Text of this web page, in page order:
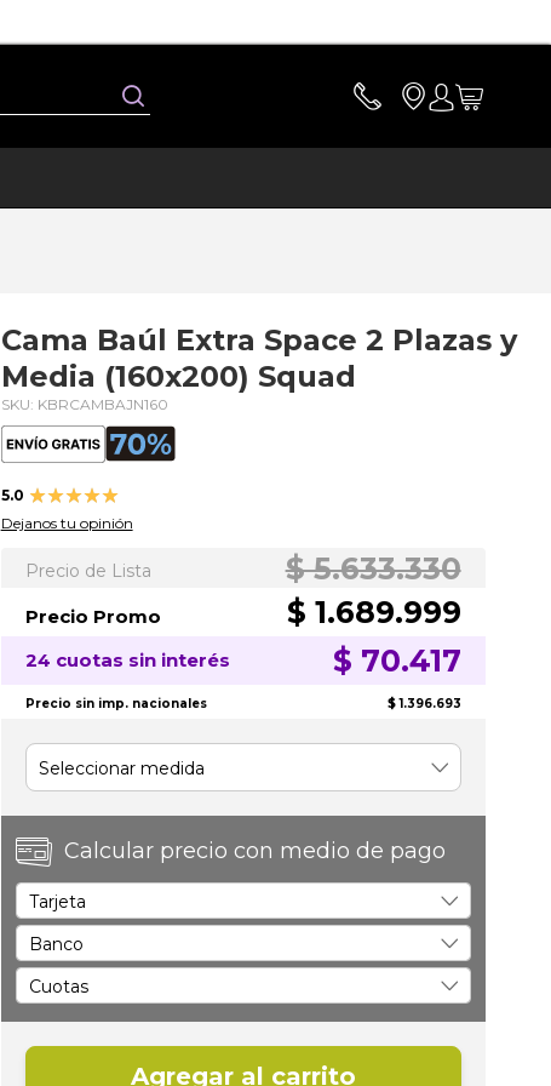
Cama Baúl Extra Space 2 Plazas y
Media (160x200) Squad
SKU: KBRCAMBAJN160
5.0 Valoración:
100
% of100
Dejanos tu opinión
Precio de Lista $ 5.633.330
Precio Promo $ 1.689.999
24 cuotas sin interés $ 70.417
Precio sin imp. nacionales $ 1.396.693
Calcular precio con medio de pago
Agregar al carrito